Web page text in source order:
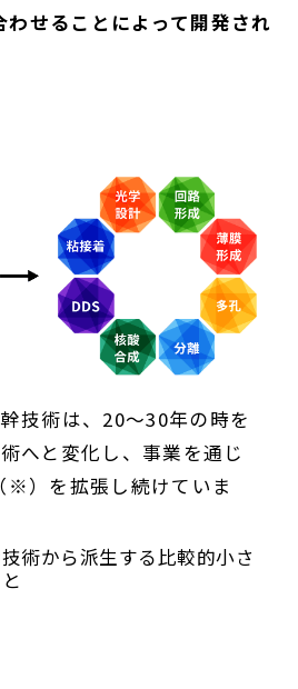
せることによって開発され
技術は、20～30年の時を
へと変化し、事業を通じ
※）を拡張し続けていま
術から派生する比較的小さ